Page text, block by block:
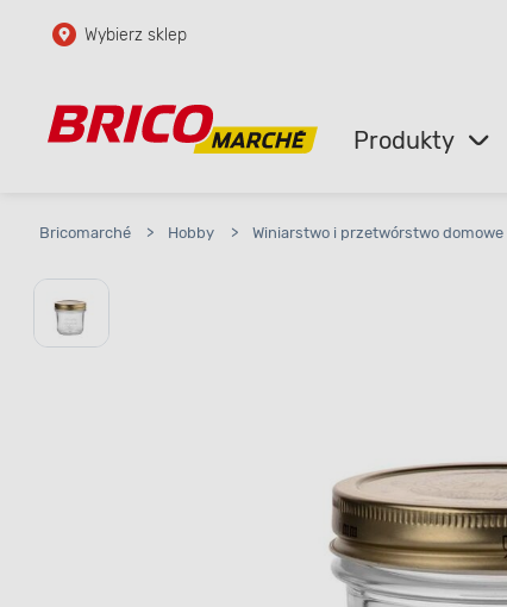
Przejdź do głównej zawartości
Przejdź do wyszukiwarki
Wybierz sklep
Produkty
Bricomarché > Hobby > Winiarstwo i przetwórstwo domowe